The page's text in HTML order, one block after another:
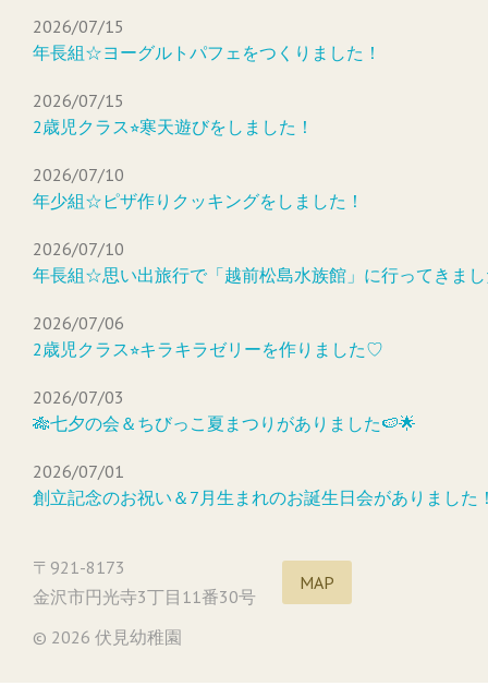
2026/07/15
年長組☆ヨーグルトパフェをつくりました！
2026/07/15
2歳児クラス⭐︎寒天遊びをしました！
2026/07/10
年少組☆ピザ作りクッキングをしました！
2026/07/10
年長組☆思い出旅行で「越前松島水族館」に行ってきま
2026/07/06
2歳児クラス⭐︎キラキラゼリーを作りました♡
2026/07/03
🎋七夕の会＆ちびっこ夏まつりがありました🍉🌟
2026/07/01
創立記念のお祝い＆7月生まれのお誕生日会がありました
〒921-8173
金沢市円光寺3丁目11番30号
MAP
© 2026 伏見幼稚園